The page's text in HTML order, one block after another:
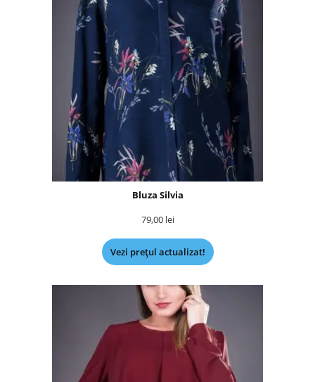
Bluza Silvia
79,00 lei
Vezi prețul actualizat!